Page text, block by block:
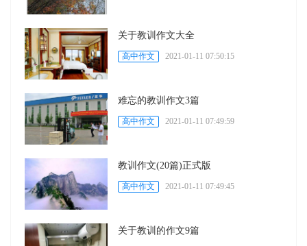
关于教训作文大全
高中作文 2021-01-11 07:50:15
难忘的教训作文3篇
高中作文 2021-01-11 07:49:59
教训作文(20篇)正式版
高中作文 2021-01-11 07:49:45
关于教训的作文9篇